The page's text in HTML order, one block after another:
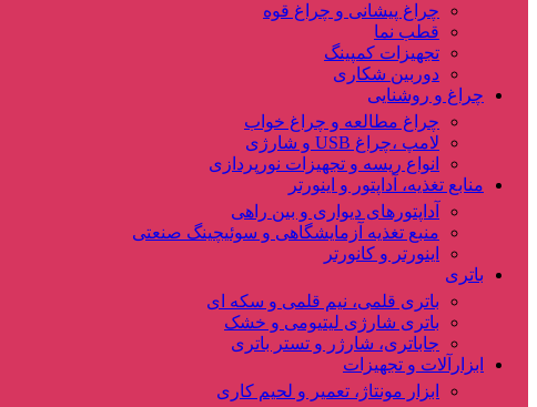
چراغ پیشانی و چراغ قوه
قطب نما
تجهیزات کمپینگ
دوربین شکاری
چراغ و روشنایی
چراغ مطالعه و چراغ خواب
لامپ ،چراغ USB و شارژی
انواع ریسه و تجهیزات نورپردازی
منابع تغذیه، آداپتور و اینورتر
آداپتورهای دیواری و بین راهی
منبع تغذیه آزمایشگاهی و سوئیچینگ صنعتی
اینورتر و کانورتر
باتری
باتری قلمی، نیم قلمی و سکه ای
باتری شارژی لیتیومی و خشک
جاباتری، شارژر و تستر باتری
ابزارآلات و تجهیزات
ابزار مونتاژ، تعمیر و لحیم کاری